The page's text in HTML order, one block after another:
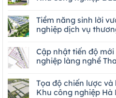
Tiềm năng sinh lời
nghiệp dịch vụ
Cập nhật tiến độ
nghiệp làng nghề
Tọa độ chiến lược
Khu công nghiệp Hà